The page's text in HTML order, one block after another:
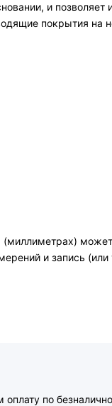
и
покрытия на
и запись (или
по